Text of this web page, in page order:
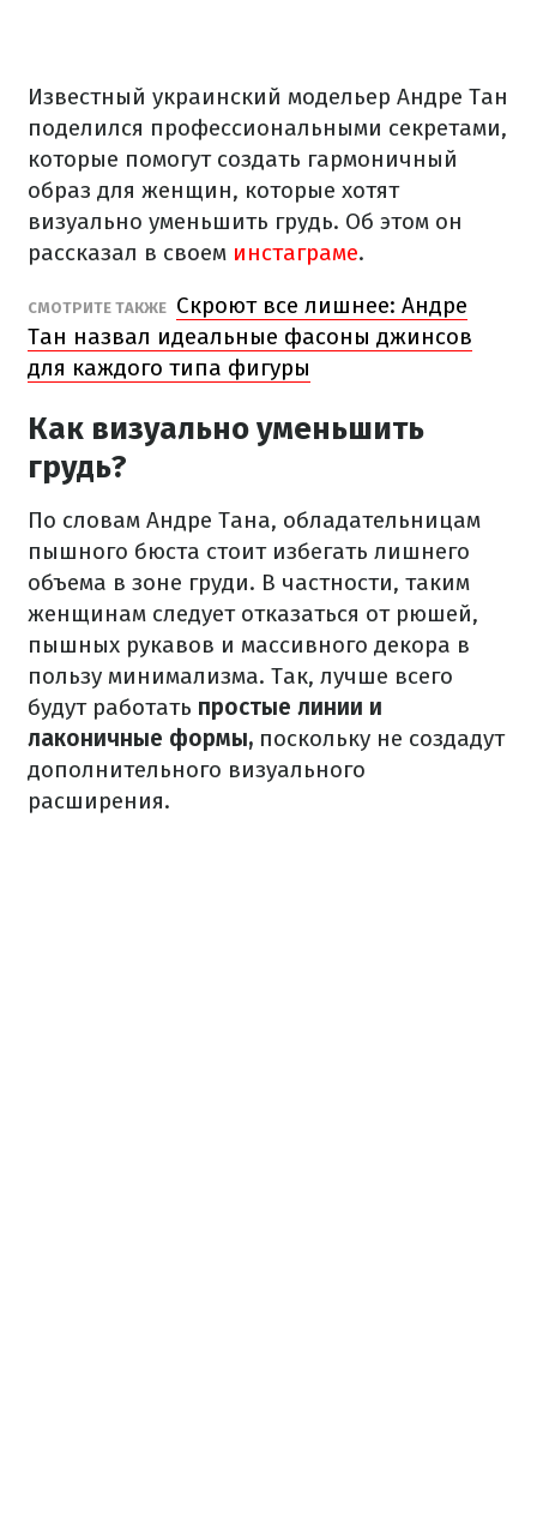
Известный украинский модельер Андре Тан
поделился профессиональными секретами,
которые помогут создать гармоничный
образ для женщин, которые хотят
визуально уменьшить грудь. Об этом он
рассказал в своем инстаграме.
СМОТРИТЕ ТАКЖЕ Скроют все лишнее: Андре
Тан назвал идеальные фасоны джинсов
для каждого типа фигуры
Как визуально уменьшить
грудь?
По словам Андре Тана, обладательницам
пышного бюста стоит избегать лишнего
объема в зоне груди. В частности, таким
женщинам следует отказаться от рюшей,
пышных рукавов и массивного декора в
пользу минимализма. Так, лучше всего
будут работать простые линии и
лаконичные формы, поскольку не создадут
дополнительного визуального
расширения.